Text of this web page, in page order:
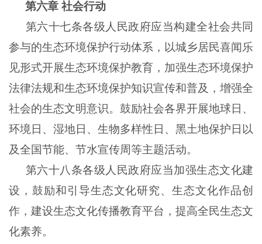
第六章 社会行动
第六十七条各级人民政府应当构建全社会共同
参与的生态环境保护行动体系，以城乡居民喜闻乐
见形式开展生态环境保护教育，加强生态环境保护
法律法规和生态环境保护知识宣传和普及，增强全
社会的生态文明意识。鼓励社会各界开展地球日、
环境日、湿地日、生物多样性日、黑土地保护日以
及全国节能、节水宣传周等主题活动。
第六十八条各级人民政府应当加强生态文化建
设，鼓励和引导生态文化研究、生态文化作品创
作，建设生态文化传播教育平台，提高全民生态文
化素养。